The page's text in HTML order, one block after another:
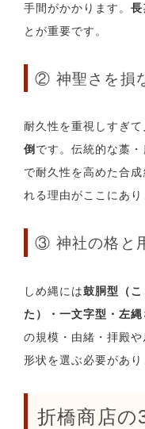
手間がかかります。長
とが重要です。
② 神聖さを損
耐久性を重視しすぎて
倒 です。伝統的な藁
で耐久性を高めた合
れる理由がここにあり
③ 神社の格と
しめ縄には鼓胴型（
た）・一文字型・左縄
の規模・由緒・拝殿
形状を選ぶ必要があり
折橋商店の